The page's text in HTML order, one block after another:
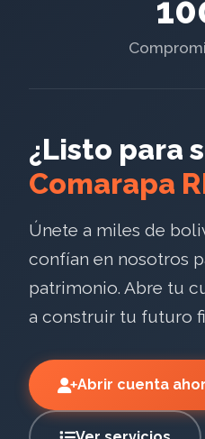
¿Listo para
Comarapa
Únete a miles de
confían en nosotros
patrimonio. Abre tu
a construir tu futuro
Abrir cuenta